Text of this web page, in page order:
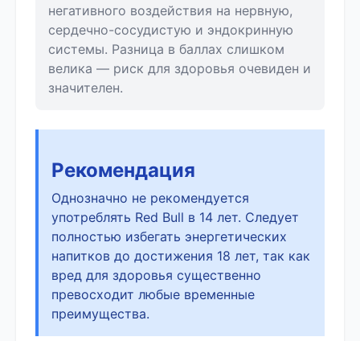
негативного воздействия на нервную,
сердечно-сосудистую и эндокринную
системы. Разница в баллах слишком
велика — риск для здоровья очевиден и
значителен.
Рекомендация
Однозначно не рекомендуется
употреблять Red Bull в 14 лет. Следует
полностью избегать энергетических
напитков до достижения 18 лет, так как
вред для здоровья существенно
превосходит любые временные
преимущества.